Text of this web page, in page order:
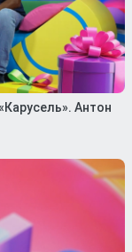
Антон